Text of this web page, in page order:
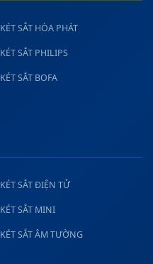
KÉT SẮT HÒA PHÁT
KÉT SẮT PHILIPS
KÉT SẮT BOFA
KÉT SẮT ĐIỆN TỬ
KÉT SẮT MINI
KÉT SẮT ÂM TƯỜNG